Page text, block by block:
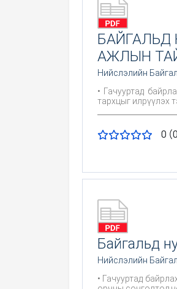
АЖЛЫН
Нийслэлийн
• Гачууртад
тархцыг илрүүлэх
0
Байгальд
Нийслэлийн
• Гачууртад